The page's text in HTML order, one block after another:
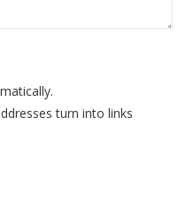
turn into links